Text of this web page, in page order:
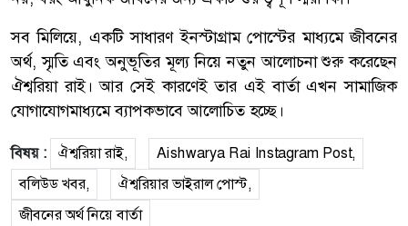
সব মিলিয়ে, একটি সাধারণ ইনস্টাগ্রাম পোস্টের মাধ্যমে জীবনের
অর্থ, স্মৃতি এবং অনুভূতির মূল্য নিয়ে নতুন আলোচনা শুরু করেছেন
ঐশ্বরিয়া রাই। আর সেই কারণেই তার এই বার্তা এখন সামাজিক
যোগাযোগমাধ্যমে ব্যাপকভাবে আলোচিত হচ্ছে।
বিষয় : ঐশ্বরিয়া রাই,
Aishwarya Rai Instagram Post,
বলিউড খবর,
ঐশ্বরিয়ার ভাইরাল পোস্ট,
জীবনের অর্থ নিয়ে বার্তা